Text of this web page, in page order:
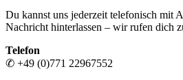
Du kannst uns jederzeit telefonisch mit
Nachricht hinterlassen – wir rufen dich
Telefon
✆ +49 (0)771 22967552